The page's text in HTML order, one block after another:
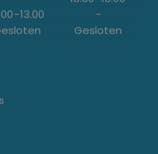
-13.00
-
Gesloten